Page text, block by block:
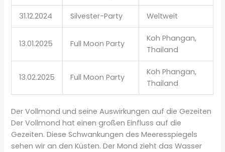
31.12.2024 Silvester-Party Weltweit
13.01.2025 Full Moon Party
Koh Phangan,
Thailand
13.02.2025 Full Moon Party
Koh Phangan,
Thailand
Der Vollmond und seine Auswirkungen auf die Gezeiten
Der Vollmond hat einen großen Einfluss auf die
Gezeiten. Diese Schwankungen des Meeresspiegels
sehen wir an den Küsten. Der Mond zieht das Wasser